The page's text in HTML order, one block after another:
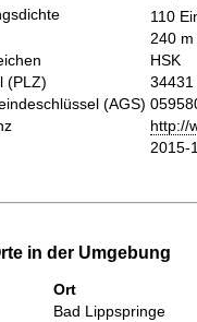
110
240
HSK
(PLZ)
34431
(AGS)
http://
2015-
in der Umgebung
Ort
Bad Lippspringe